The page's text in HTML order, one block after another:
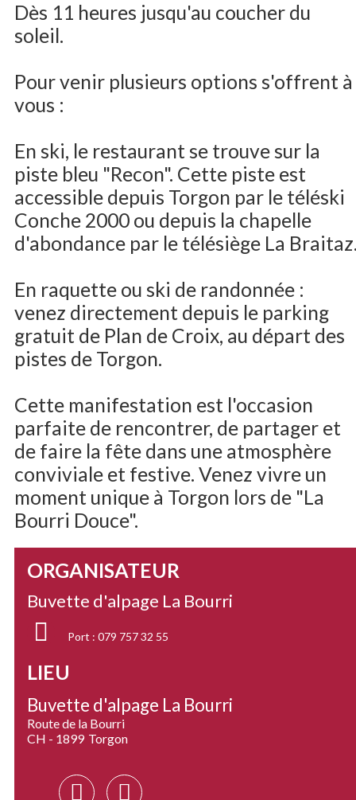
Dès 11 heures jusqu'au coucher du
soleil.
Pour venir plusieurs options s'offrent à
vous :
En ski, le restaurant se trouve sur la
piste bleu "Recon". Cette piste est
accessible depuis Torgon par le téléski
Conche 2000 ou depuis la chapelle
d'abondance par le télésiège La
En raquette ou ski de randonnée :
venez directement depuis le parking
gratuit de Plan de Croix, au départ des
pistes de Torgon.
Cette manifestation est l'occasion
parfaite de rencontrer, de partager et
de faire la fête dans une atmosphère
conviviale et festive. Venez vivre un
moment unique à Torgon lors de "La
Bourri Douce".
ORGANISATEUR
Buvette d'alpage La Bourri
Port : 079 757 32 55
LIEU
Buvette d'alpage La Bourri
Route de la Bourri
CH - 1899 Torgon